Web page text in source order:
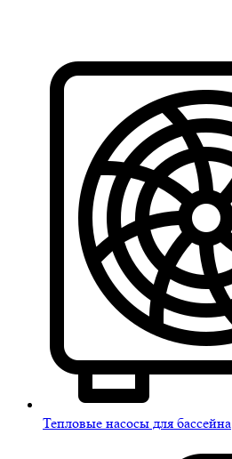
Тепловые насосы для бассейна